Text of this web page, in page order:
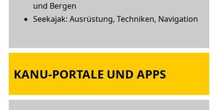
und Bergen
Seekajak: Ausrüstung, Techniken, Navigation
KANU-PORTALE UND APPS